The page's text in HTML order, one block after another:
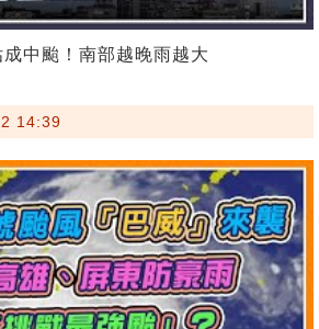
成中颱！南部越晚雨越大
14:39